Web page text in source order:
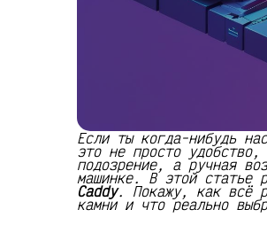
Если ты когда-нибудь
это не просто
подозрение, а ручная
машинке. В этой статье
Caddy. Покажу, как всё
камни и что реально